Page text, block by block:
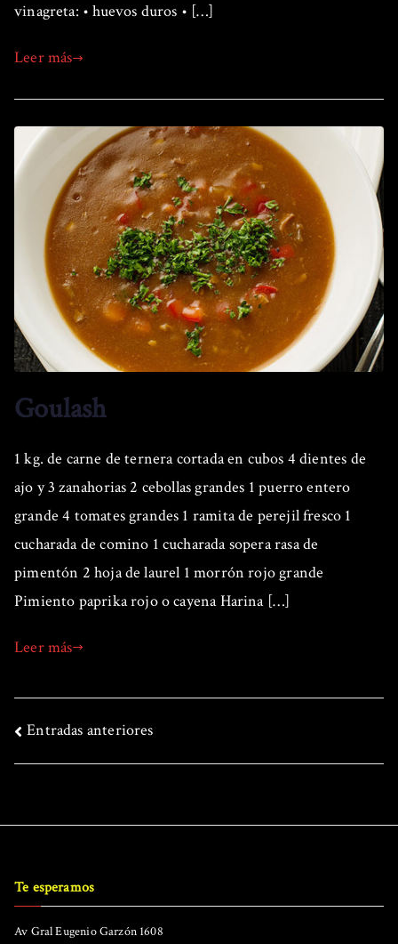
vinagreta: • huevos duros • […]
Leer más
Goulash
1 kg. de carne de ternera cortada en cubos 4 dientes de
ajo y 3 zanahorias 2 cebollas grandes 1 puerro entero
grande 4 tomates grandes 1 ramita de perejil fresco 1
cucharada de comino 1 cucharada sopera rasa de
pimentón 2 hoja de laurel 1 morrón rojo grande
Pimiento paprika rojo o cayena Harina […]
Leer más
Navegación
de
Entradas anteriores
Te esperamos
Av Gral Eugenio Garzón 1608